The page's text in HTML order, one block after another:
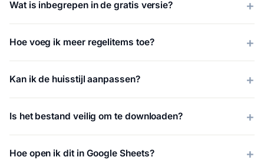
Wat is inbegrepen in de gratis versie?
Hoe voeg ik meer regelitems toe?
Kan ik de huisstijl aanpassen?
Is het bestand veilig om te downloaden?
Hoe open ik dit in Google Sheets?